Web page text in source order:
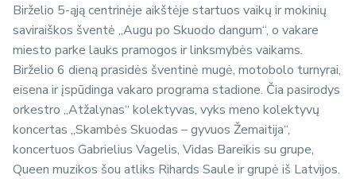
Birželio 5-ąją centrinėje aikštėje startuos vaikų ir mokinių
saviraiškos šventė „Augu po Skuodo dangum“, o vakare
miesto parke lauks pramogos ir linksmybės vaikams.
Birželio 6 dieną prasidės šventinė mugė, motobolo turnyrai,
eisena ir įspūdinga vakaro programa stadione. Čia pasirodys
orkestro „Atžalynas“ kolektyvas, vyks meno kolektyvų
koncertas „Skambės Skuodas – gyvuos Žemaitija“,
koncertuos Gabrielius Vagelis, Vidas Bareikis su grupe,
Queen muzikos šou atliks Rihards Saule ir grupė iš Latvijos.